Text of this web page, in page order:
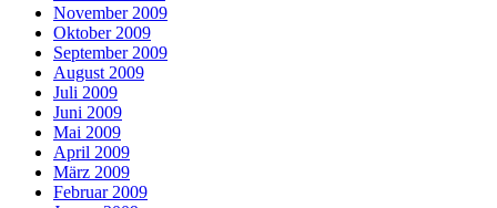
November 2009
Oktober 2009
September 2009
August 2009
Juli 2009
Juni 2009
Mai 2009
April 2009
März 2009
Februar 2009